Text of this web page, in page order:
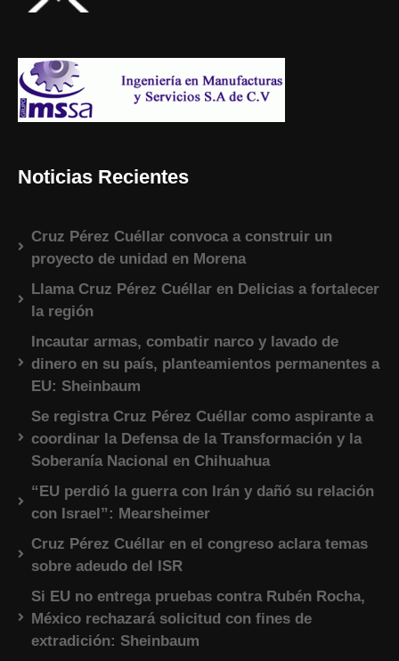
Noticias Recientes
Cruz Pérez Cuéllar convoca a construir un
proyecto de unidad en Morena
Llama Cruz Pérez Cuéllar en Delicias a fortalecer
la región
Incautar armas, combatir narco y lavado de
dinero en su país, planteamientos permanentes a
EU: Sheinbaum
Se registra Cruz Pérez Cuéllar como aspirante a
coordinar la Defensa de la Transformación y la
Soberanía Nacional en Chihuahua
“EU perdió la guerra con Irán y dañó su relación
con Israel”: Mearsheimer
Cruz Pérez Cuéllar en el congreso aclara temas
sobre adeudo del ISR
Si EU no entrega pruebas contra Rubén Rocha,
México rechazará solicitud con fines de
extradición: Sheinbaum